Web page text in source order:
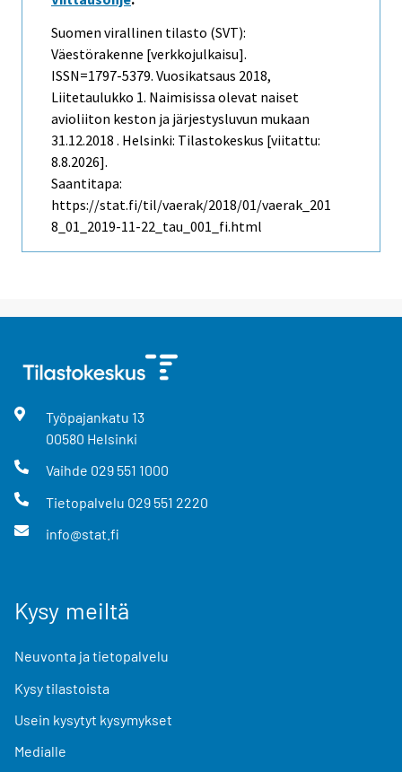
Suomen virallinen tilasto (SVT):
Väestörakenne [verkkojulkaisu].
ISSN=1797-5379. Vuosikatsaus 2018,
Liitetaulukko 1. Naimisissa olevat naiset
avioliiton keston ja järjestysluvun mukaan
31.12.2018 . Helsinki: Tilastokeskus [viitattu:
8.8.2026].
Saantitapa:
https://stat.fi/til/vaerak/2018/01/vaerak_201
8_01_2019-11-22_tau_001_fi.html
Työpajankatu 13
00580 Helsinki
Vaihde 029 551 1000
Tietopalvelu 029 551 2220
info@stat.fi
Kysy meiltä
Neuvonta ja tietopalvelu
Kysy tilastoista
Usein kysytyt kysymykset
Medialle